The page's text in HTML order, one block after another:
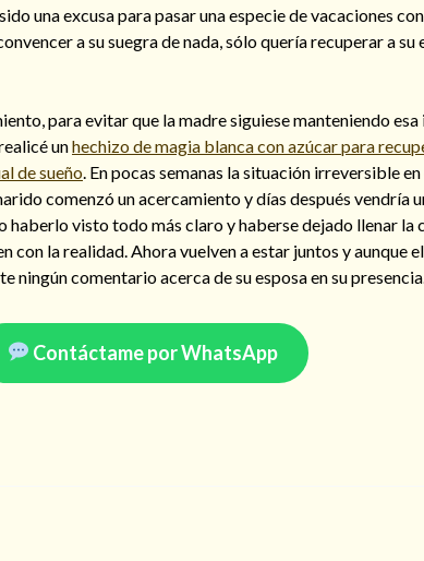
una excusa para pasar una especie de vacaciones
a su suegra de nada, sólo quería recuperar a su
para evitar que la madre siguiese manteniendo
unhechizo de magia blanca con azúcar para
de sueño . En pocas semanas la situación irreversible
comenzó un acercamiento y días después vendría
haberlo visto todo más claro y haberse dejado llenar la
con la realidad. Ahora vuelven a estar juntos y aunque
ningún comentario acerca de su esposa en su presencia.
Contáctame por WhatsApp